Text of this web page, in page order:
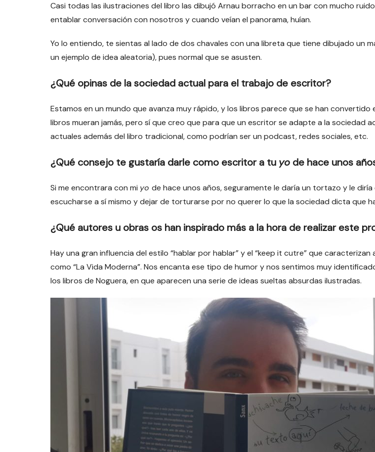
Casi todas las ilustraciones del libro las dibujó Arnau borracho en un bar con mucho
entablar conversación con nosotros y cuando veían el panorama, huían.
Yo lo entiendo, te sientas al lado de dos chavales con una libreta que tiene dibujado un
un ejemplo de idea aleatoria), pues normal que se asusten.
¿Qué opinas de la sociedad actual para el trabajo de escritor?
Estamos en un mundo que avanza muy rápido, y los libros parece que se han
libros mueran jamás, pero sí que creo que para que un escritor se adapte a la
actuales además del libro tradicional, como podrían ser un podcast, redes sociales, etc.
¿Qué consejo te gustaría darle como escritor a tu yo de hace unos
Si me encontrara con mi yo de hace unos años, seguramente le daría un tortazo y le
escucharse a sí mismo y dejar de torturarse por no querer lo que la sociedad dicta que
¿Qué autores u obras os han inspirado más a la hora de realizar este
Hay una gran influencia del estilo “hablar por hablar” y el “keep it cutre” que
como “La Vida Moderna”. Nos encanta ese tipo de humor y nos sentimos muy
los libros de Noguera, en que aparecen una serie de ideas sueltas absurdas ilustradas.